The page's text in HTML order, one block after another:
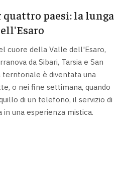
paesi: la lunga
cuore della Valle dell'Esaro,
da Sibari, Tarsia e San
territoriale è diventata una
o nei fine settimana, quando
di un telefono, il servizio di
una esperienza mistica.